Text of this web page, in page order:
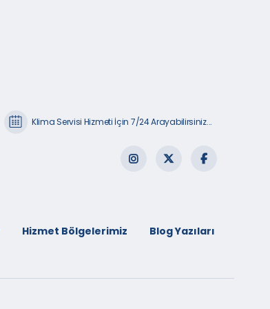
Klima Servisi Hizmeti İçin 7/24 Arayabilirsiniz...
Hizmet Bölgelerimiz Blog Yazıları